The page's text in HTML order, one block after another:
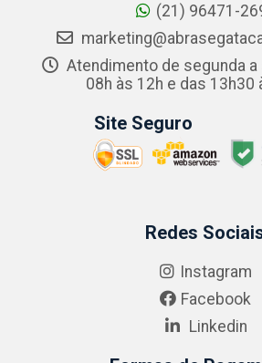
(21) 96471-
Atendimento de segunda
08h às 12h e das 13h30
Site Seguro
Redes
Instagram
Facebook
Linkedin